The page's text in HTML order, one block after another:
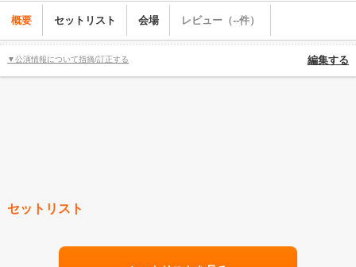
概要 セットリスト 会場 レビュー（--件）
▼公演情報について指摘/訂正する 編集する
セットリスト